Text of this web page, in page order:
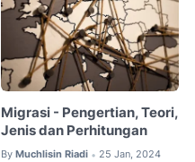
Migrasi - Pengertian, Teori,
Jenis dan Perhitungan
By Muchlisin Riadi • 25 Jan, 2024